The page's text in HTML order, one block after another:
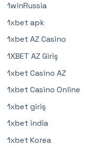
1winRussia
1xbet apk
1xbet AZ Casino
1XBET AZ Giriş
1xbet Casino AZ
1xbet Casino Online
1xbet giriş
1xbet india
1xbet Korea